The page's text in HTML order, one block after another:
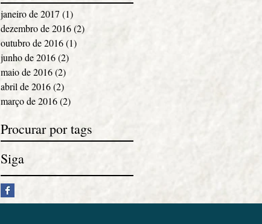
janeiro de 2017(1)
dezembro de 2016(2)
outubro de 2016(1)
junho de 2016(2)
maio de 2016(2)
abril de 2016(2)
março de 2016(2)
Procurar por tags
Siga